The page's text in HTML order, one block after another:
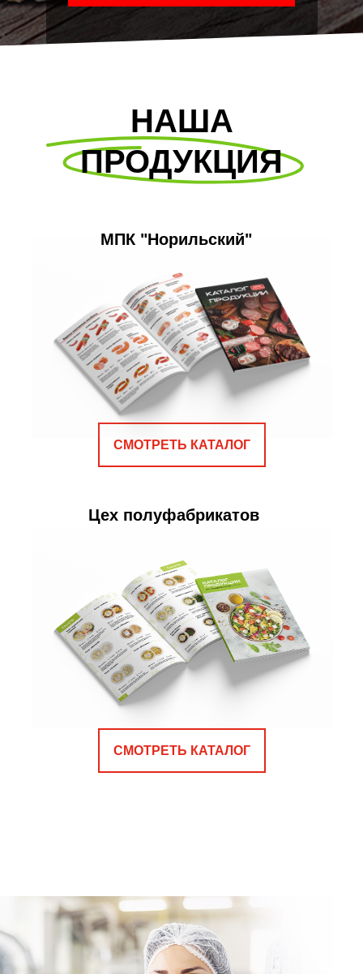
СМОТРЕТЬ КАТАЛОГ
СМОТРЕТЬ КАТАЛОГ
Цех полуфабрикатов
НАША
ПРОДУКЦИЯ
МПК "Норильский"